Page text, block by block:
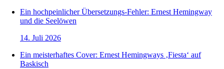
Ein hochpeinlicher Übersetzungs-Fehler: Ernest Hemingway
und die Seelöwen
14. Juli 2026
Ein meisterhaftes Cover: Ernest Hemingways ‚Fiesta‘ auf
Baskisch